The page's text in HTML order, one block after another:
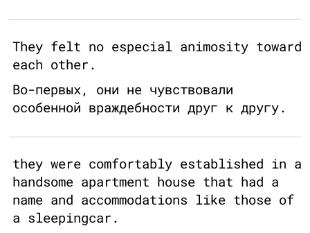
They felt no especial animosity toward
each other.
Во-первых, они не чувствовали
особенной враждебности друг к другу.
they were comfortably established in a
handsome apartment house that had a
name and accommodations like those of
a sleepingcar.